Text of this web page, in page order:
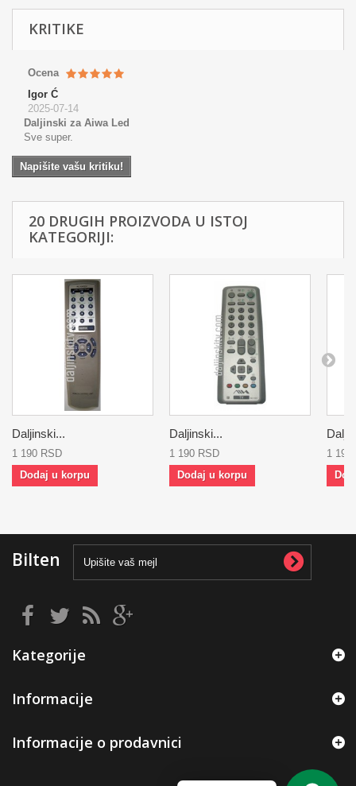
KRITIKE
Ocena
Igor Ć
2025-07-14
Daljinski za Aiwa Led
Sve super.
Napišite vašu kritiku!
20 DRUGIH PROIZVODA U ISTOJ
KATEGORIJI:
Daljinski...
1 190 RSD
Dodaj u korpu
Daljinski...
1 190 RSD
Dodaj u korpu
1 190
Bilten
Kategorije
Informacije
Informacije o prodavnici